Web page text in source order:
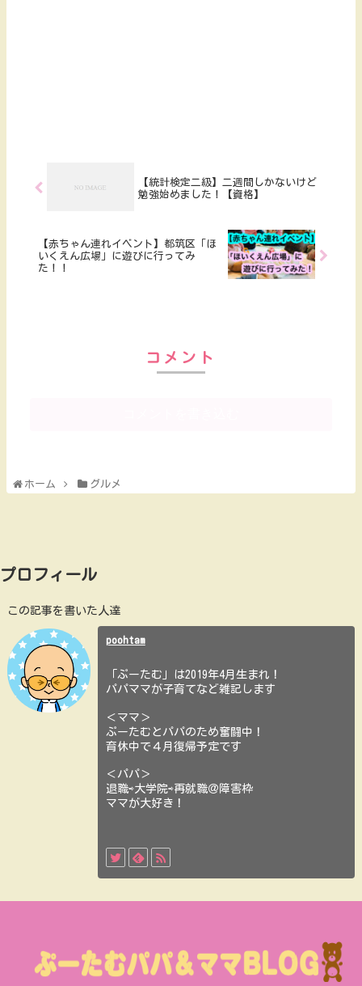
【統計検定二級】二週間しかないけど
勉強始めました！【資格】
【赤ちゃん連れイベント】都筑区「ほ
いくえん広場」に遊びに行ってみ
た！！
コメント
ホーム グルメ
プロフィール
この記事を書いた人達
poohtam
「ぷーたむ」は2019年4月生まれ！
パパママが子育てなど雑記します
＜ママ＞
ぷーたむとパパのため奮闘中！
育休中で４月復帰予定です
＜パパ＞
退職⇨大学院⇨再就職＠障害枠
ママが大好き！